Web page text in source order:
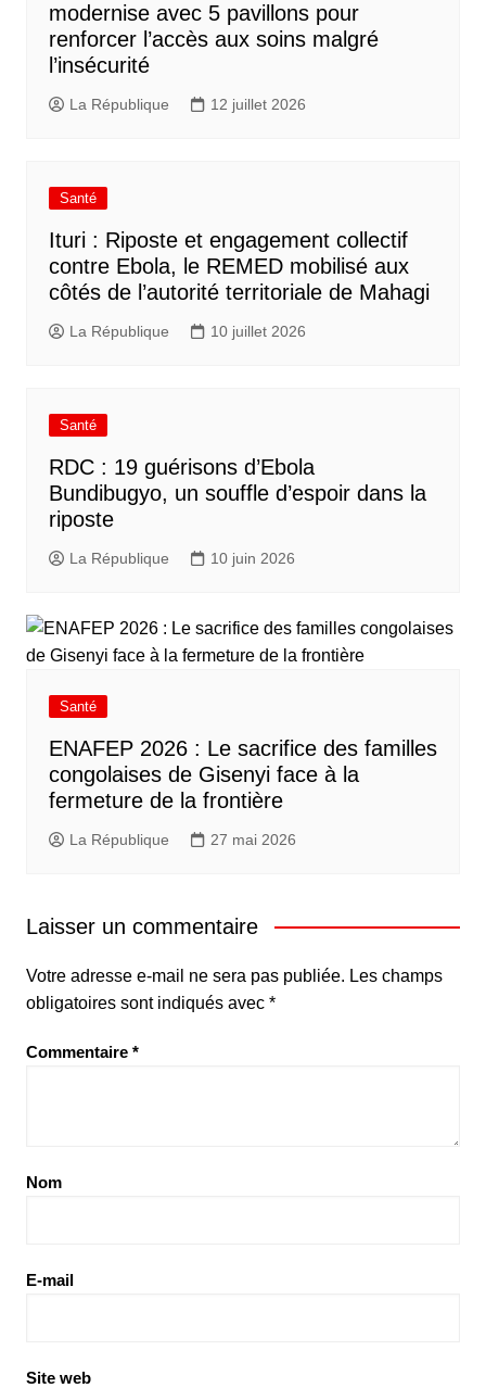
modernise avec 5 pavillons pour
renforcer l’accès aux soins malgré
l’insécurité
La République 12 juillet 2026
Santé
Ituri : Riposte et engagement collectif
contre Ebola, le REMED mobilisé aux
côtés de l’autorité territoriale de Mahagi
La République 10 juillet 2026
Santé
RDC : 19 guérisons d’Ebola
Bundibugyo, un souffle d’espoir dans la
riposte
La République 10 juin 2026
Santé
ENAFEP 2026 : Le sacrifice des familles
congolaises de Gisenyi face à la
fermeture de la frontière
La République 27 mai 2026
Laisser un commentaire
Votre adresse e-mail ne sera pas publiée. Les champs
obligatoires sont indiqués avec *
Commentaire *
Nom
E-mail
Site web